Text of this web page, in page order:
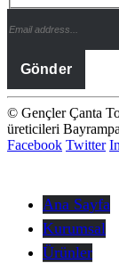
© Gençler Çanta
üreticileri
Facebook Twitter
Ana Sayfa
Kurumsal
Ürünler